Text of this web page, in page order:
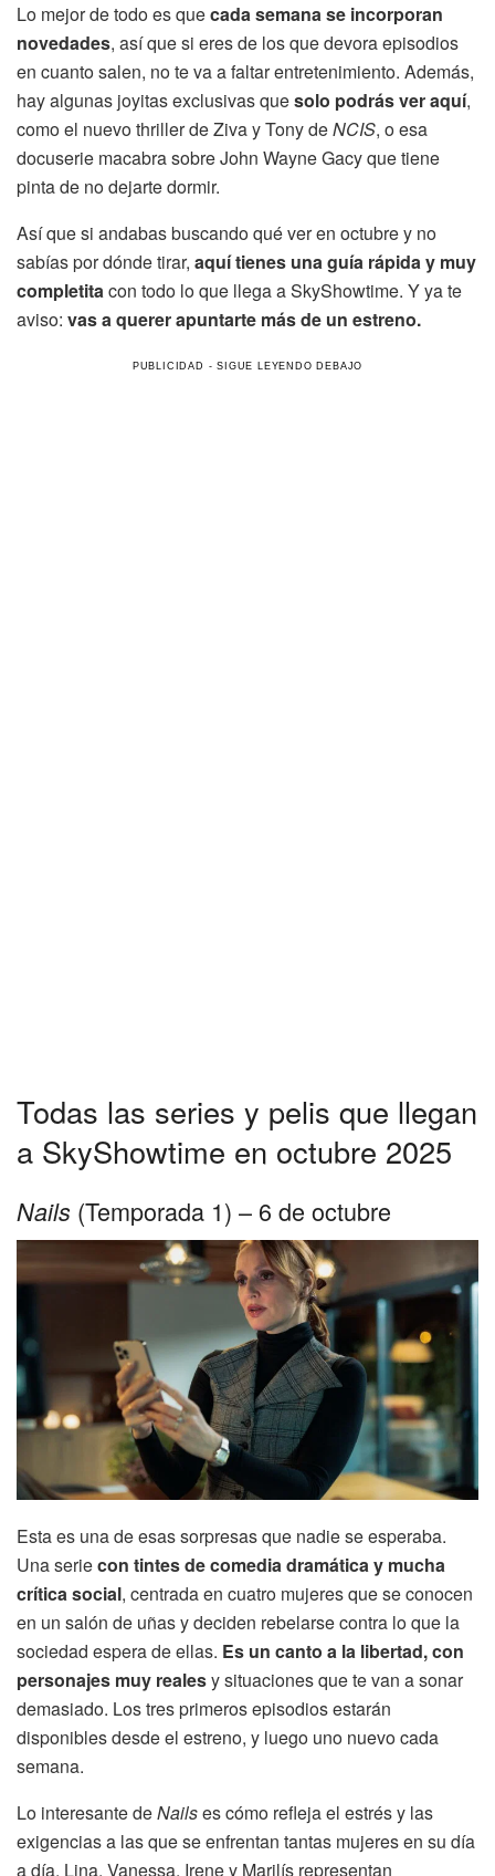
Lo mejor de todo es quecada semana se incorporan
novedades, así que si eres de los que devora episodios
en cuanto salen, no te va a faltar entretenimiento. Además,
hay algunas joyitas exclusivas quesolo podrás ver aquí,
como el nuevo thriller de Ziva y Tony deNCIS, o esa
docuserie macabra sobre John Wayne Gacy que tiene
pinta de no dejarte dormir.
Así que si andabas buscando qué ver en octubre y no
sabías por dónde tirar, aquí tienes una guía rápida y muy
completitacon todo lo que llega a SkyShowtime. Y ya te
aviso: vas a querer apuntarte más de un estreno.
Todas las series y pelis que llegan
a SkyShowtime en octubre 2025
Nails (Temporada 1) – 6 de octubre
Esta es una de esas sorpresas que nadie se esperaba.
Una seriecon tintes de comedia dramática y mucha
crítica social, centrada en cuatro mujeres que se conocen
en un salón de uñas y deciden rebelarse contra lo que la
sociedad espera de ellas. Es un canto a la libertad, con
personajes muy realesy situaciones que te van a sonar
demasiado. Los tres primeros episodios estarán
disponibles desde el estreno, y luego uno nuevo cada
semana.
Lo interesante deNailses cómo refleja el estrés y las
exigencias a las que se enfrentan tantas mujeres en su día
a día. Lina, Vanessa, Irene y Marilís representan